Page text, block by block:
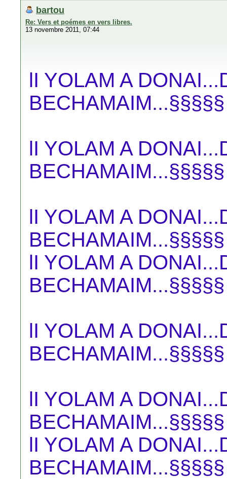
bartou
Re: Vers et poémes en vers libres.
13 novembre 2011, 07:44
lI YOLAM A
BECHAMAIM...§§§§§
lI YOLAM A
BECHAMAIM...§§§§§
lI YOLAM A
BECHAMAIM...§§§§§
lI YOLAM A
BECHAMAIM...§§§§§
lI YOLAM A
BECHAMAIM...§§§§§
lI YOLAM A
BECHAMAIM...§§§§§
lI YOLAM A
BECHAMAIM...§§§§§